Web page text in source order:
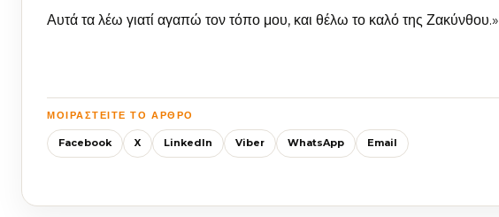
Αυτά τα λέω γιατί αγαπώ τον τόπο μου, και θέλω το καλό της Ζακύνθου.»
ΜΟΙΡΑΣΤΕΊΤΕ ΤΟ ΆΡΘΡΟ
Facebook X LinkedIn Viber WhatsApp Email